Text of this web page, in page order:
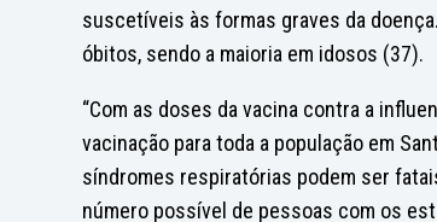
suscetíveis às formas graves da
óbitos, sendo a maioria em idosos (37).
“Com as doses da vacina contra a
vacinação para toda a população em
síndromes respiratórias podem ser
número possível de pessoas com os